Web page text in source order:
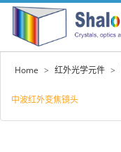
Home > 红外光学元件 >
中波红外变焦镜头